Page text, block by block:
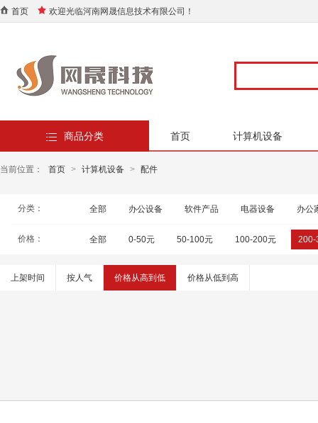
首页 欢迎光临河南网晟信息技术有限公司！
商品分类 首页 计算机设备
当前位置： 首页 > 计算机设备 > 配件
分类： 全部 办公设备 软件产品 电器设备 办公
价格： 全部 0-50元 50-100元 100-200元 200-
上架时间 按人气 价格从高到低 价格从低到高